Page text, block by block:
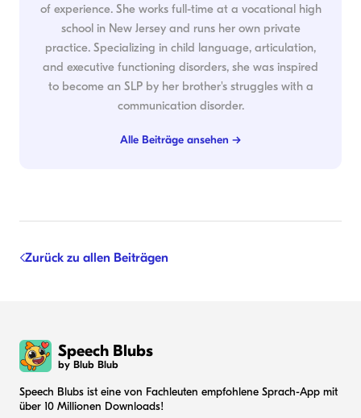
of experience. She works full-time at a vocational high
school in New Jersey and runs her own private
practice. Specializing in child language, articulation,
and executive functioning disorders, she was inspired
to become an SLP by her brother's struggles with a
communication disorder.
Alle Beiträge ansehen →
Zurück zu allen Beiträgen
Speech Blubs
by Blub Blub
Speech Blubs ist eine von Fachleuten empfohlene Sprach-App mit
über 10 Millionen Downloads!